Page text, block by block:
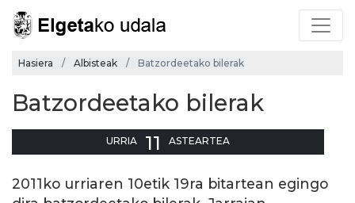
Hasiera Albisteak Batzordeetako bilerak
Batzordeetako bilerak
URRIA 11 ASTEARTEA
2011ko urriaren 10etik 19ra bitartean egingo